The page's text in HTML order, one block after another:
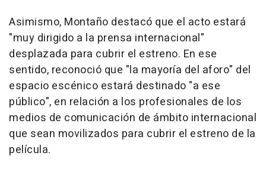
Asimismo, Montaño destacó que el acto estará
"muy dirigido a la prensa internacional"
desplazada para cubrir el estreno. En ese
sentido, reconoció que "la mayoría del aforo" del
espacio escénico estará destinado "a ese
público", en relación a los profesionales de los
medios de comunicación de ámbito internacional
que sean movilizados para cubrir el estreno de la
película.